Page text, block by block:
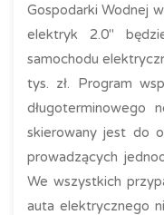
Gospodarki Wodnej
elektryk 2.0"
samochodu
tys. zł. Program
długoterminowego
skierowany jest do
prowadzących
We wszystkich
auta elektrycznego